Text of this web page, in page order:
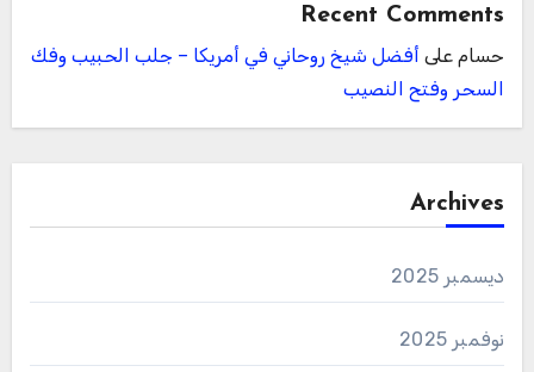
Recent Comments
حسامعلى أفضل شيخ روحاني في أمريكا – جلب الحبيب وفك
السحر وفتح النصيب
Archives
ديسمبر 2025
نوفمبر 2025